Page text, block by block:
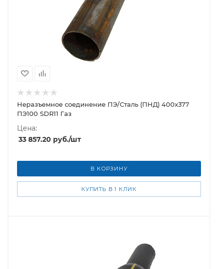
Неразъемное соединение ПЭ/Сталь (ПНД) 400х377
ПЭ100 SDR11 Газ
Цена:
33 857.20 руб./шт
В КОРЗИНУ
КУПИТЬ В 1 КЛИК